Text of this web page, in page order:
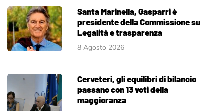
Santa Marinella, Gasparri è
presidente della Commissione su
Legalità e trasparenza
8 Agosto 2026
Cerveteri, gli equilibri di bilancio
passano con 13 voti della
maggioranza